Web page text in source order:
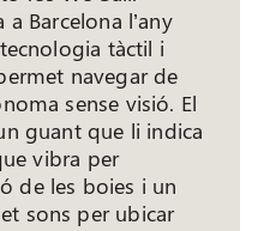
Barcelona l’any
tàctil i
navegar de
sense visió. El
guant que li indica
vibra per
de les boies i un
sons per ubicar